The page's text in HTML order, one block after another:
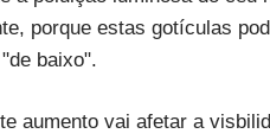
porque estas gotículas
baixo".
aumento vai afetar a